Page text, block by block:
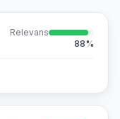
Relevans
88%